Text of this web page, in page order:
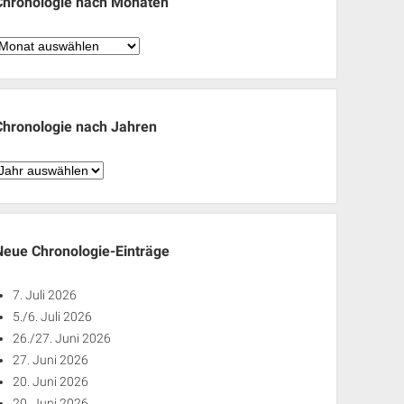
Chronologie
nach Jahren
Chronologie-Einträge
7. Juli 2026
5./6. Juli 2026
26./27. Juni 2026
27. Juni 2026
20. Juni 2026